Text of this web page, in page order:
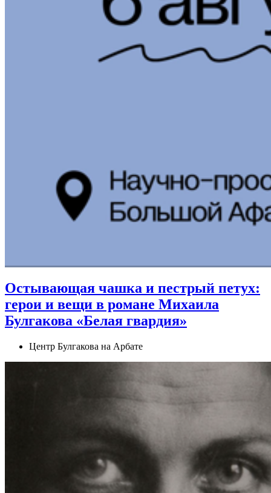
Остывающая чашка и пестрый петух:
герои и вещи в романе Михаила
Булгакова «Белая гвардия»
Центр Булгакова на Арбате